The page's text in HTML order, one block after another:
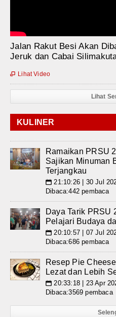
Jalan Rakut Besi Akan
Jeruk dan Cabai
 Lihat Video
Lihat
KULINER
Ramaikan PRSU
Sajikan Minuman
Terjangkau
📅 21:10:26 | 30 Jul
Dibaca:442 pembaca
Daya Tarik PRSU
Pelajari Budaya
📅 20:10:57 | 07 Jul
Dibaca:686 pembaca
Resep Pie
Lezat dan Lebih
📅 20:33:18 | 23 Apr
Dibaca:3569 pembaca